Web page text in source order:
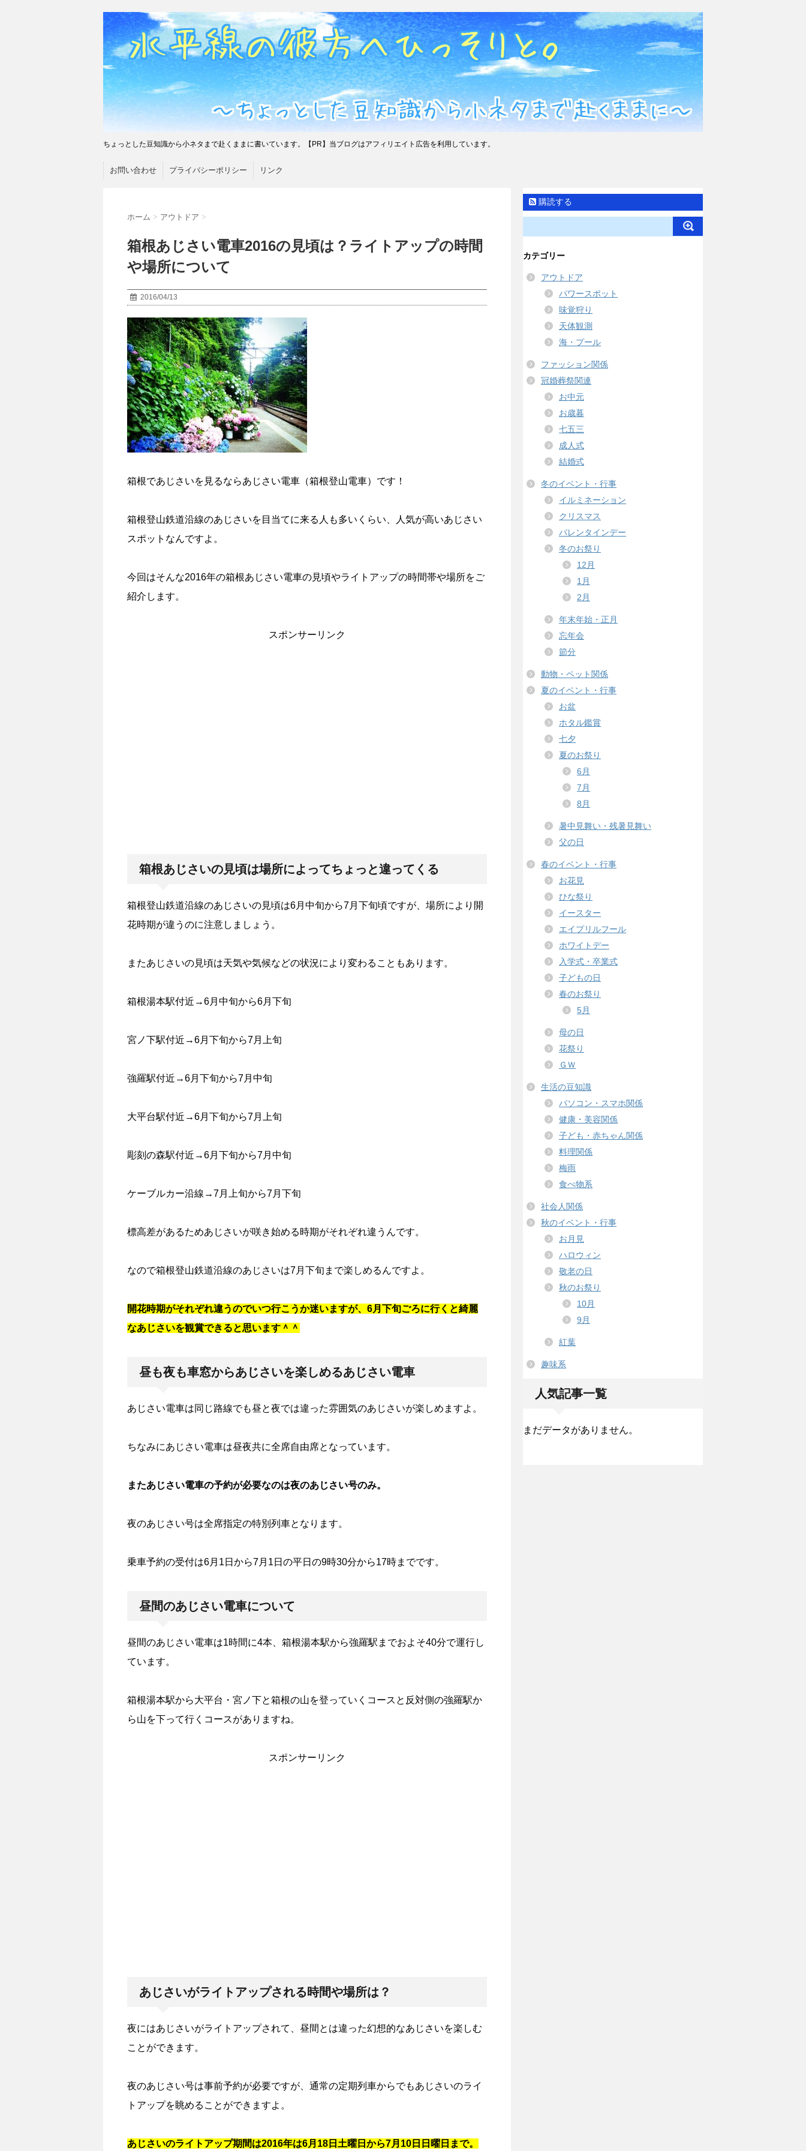
ちょっとした豆知識から小ネタまで赴くままに書いています。【PR】当ブログはアフィリエイト広告を利用しています。
お問い合わせ プライバシーポリシー リンク
ホーム > アウトドア >
箱根あじさい電車2016の見頃は？ライトアップの時間
や場所について
2016/04/13
箱根であじさいを見るならあじさい電車（箱根登山電車）です！
箱根登山鉄道沿線のあじさいを目当てに来る人も多いくらい、人気が高いあじさい
スポットなんですよ。
今回はそんな2016年の箱根あじさい電車の見頃やライトアップの時間帯や場所をご
紹介します。
スポンサーリンク
箱根あじさいの見頃は場所によってちょっと違ってくる
箱根登山鉄道沿線のあじさいの見頃は6月中旬から7月下旬頃ですが、場所により開
花時期が違うのに注意しましょう。
またあじさいの見頃は天気や気候などの状況により変わることもあります。
箱根湯本駅付近→6月中旬から6月下旬
宮ノ下駅付近→6月下旬から7月上旬
強羅駅付近→6月下旬から7月中旬
大平台駅付近→6月下旬から7月上旬
彫刻の森駅付近→6月下旬から7月中旬
ケーブルカー沿線→7月上旬から7月下旬
標高差があるためあじさいが咲き始める時期がそれぞれ違うんです。
なので箱根登山鉄道沿線のあじさいは7月下旬まで楽しめるんですよ。
開花時期がそれぞれ違うのでいつ行こうか迷いますが、6月下旬ごろに行くと綺麗
なあじさいを観賞できると思います＾＾
昼も夜も車窓からあじさいを楽しめるあじさい電車
あじさい電車は同じ路線でも昼と夜では違った雰囲気のあじさいが楽しめますよ。
ちなみにあじさい電車は昼夜共に全席自由席となっています。
またあじさい電車の予約が必要なのは夜のあじさい号のみ。
夜のあじさい号は全席指定の特別列車となります。
乗車予約の受付は6月1日から7月1日の平日の9時30分から17時までです。
昼間のあじさい電車について
昼間のあじさい電車は1時間に4本、箱根湯本駅から強羅駅までおよそ40分で運行し
ています。
箱根湯本駅から大平台・宮ノ下と箱根の山を登っていくコースと反対側の強羅駅か
ら山を下って行くコースがありますね。
スポンサーリンク
あじさいがライトアップされる時間や場所は？
夜にはあじさいがライトアップされて、昼間とは違った幻想的なあじさいを楽しむ
ことができます。
夜のあじさい号は事前予約が必要ですが、通常の定期列車からでもあじさいのライ
トアップを眺めることができますよ。
あじさいのライトアップ期間は2016年は6月18日土曜日から7月10日日曜日まで。
購読する
カテゴリー
アウトドア
パワースポット
味覚狩り
天体観測
海・プール
ファッション関係
冠婚葬祭関連
お中元
お歳暮
七五三
成人式
結婚式
冬のイベント・行事
イルミネーション
クリスマス
バレンタインデー
冬のお祭り
12月
1月
2月
年末年始・正月
忘年会
節分
動物・ペット関係
夏のイベント・行事
お盆
ホタル鑑賞
七夕
夏のお祭り
6月
7月
8月
暑中見舞い・残暑見舞い
父の日
春のイベント・行事
お花見
ひな祭り
イースター
エイプリルフール
ホワイトデー
入学式・卒業式
子どもの日
春のお祭り
5月
母の日
花祭り
ＧＷ
生活の豆知識
パソコン・スマホ関係
健康・美容関係
子ども・赤ちゃん関係
料理関係
梅雨
食べ物系
社会人関係
秋のイベント・行事
お月見
ハロウィン
敬老の日
秋のお祭り
10月
9月
紅葉
趣味系
人気記事一覧
まだデータがありません。